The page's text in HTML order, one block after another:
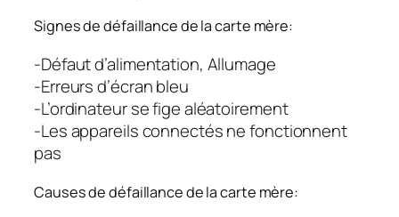
Signes de défaillance de la carte mère:
-Défaut d’alimentation, Allumage
-Erreurs d’écran bleu
-L’ordinateur se fige aléatoirement
-Les appareils connectés ne fonctionnent
pas
Causes de défaillance de la carte mère: